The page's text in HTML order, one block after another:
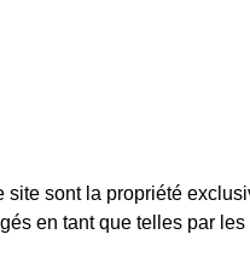
site sont la propriété
en tant que telles par